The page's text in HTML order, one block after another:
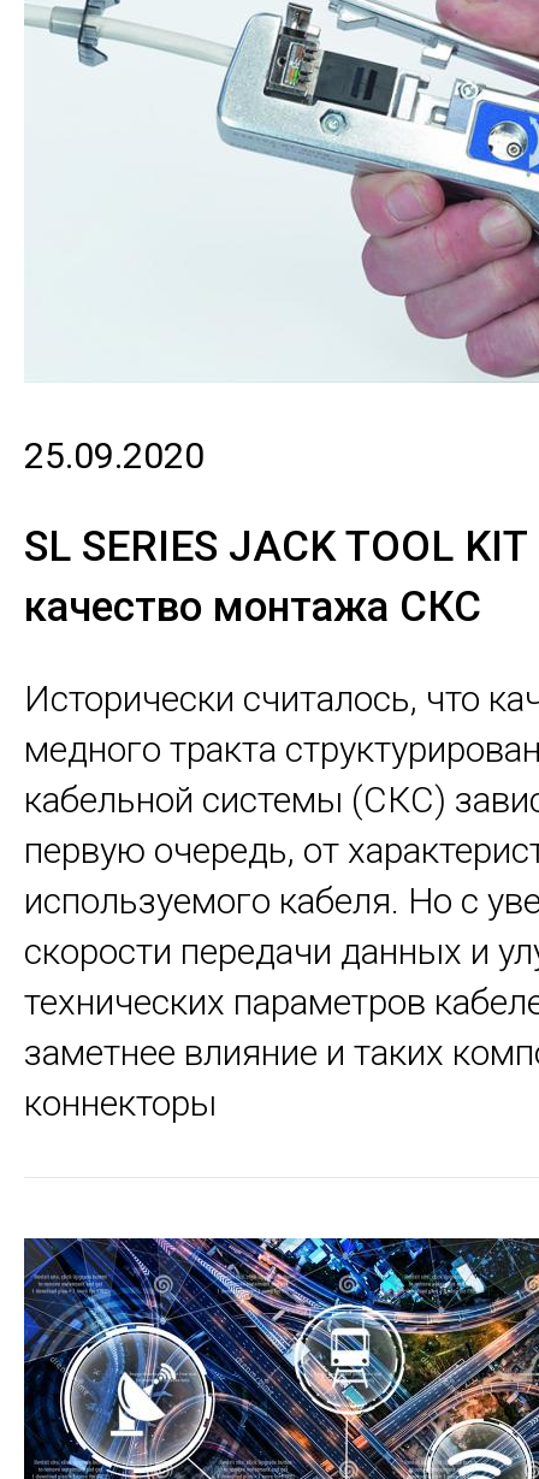
25.09.2020
SL SERIES JACK TOOL
качество монтажа СКС
Исторически считалось, что
медного тракта
кабельной системы (СКС)
первую очередь, от
используемого кабеля. Но с
скорости передачи данных и
технических параметров
заметнее влияние и таких
коннекторы